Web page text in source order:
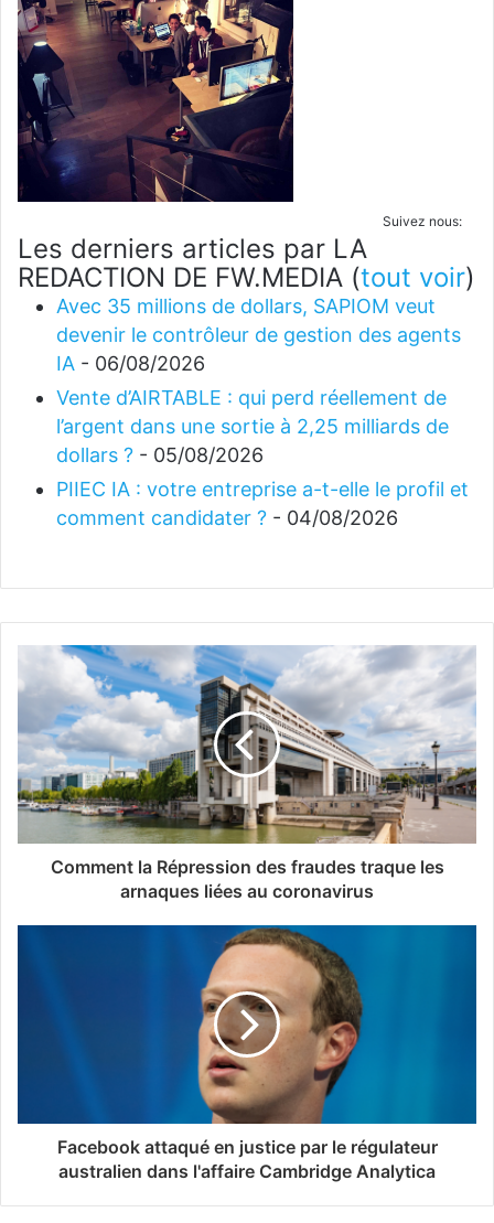
Suivez nous:
Les derniers articles par LA
REDACTION DE FW.MEDIA (tout voir)
Avec 35 millions de dollars, SAPIOM veut
devenir le contrôleur de gestion des agents
IA - 06/08/2026
Vente d’AIRTABLE : qui perd réellement de
l’argent dans une sortie à 2,25 milliards de
dollars ? - 05/08/2026
PIIEC IA : votre entreprise a-t-elle le profil et
comment candidater ? - 04/08/2026
Comment la Répression des fraudes traque les
arnaques liées au coronavirus
Facebook attaqué en justice par le régulateur
australien dans l'affaire Cambridge Analytica